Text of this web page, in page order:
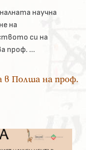
научна
на
си на
проф. ...
в Полша на проф.